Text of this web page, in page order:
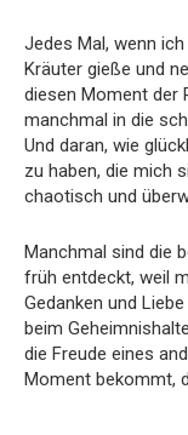
Jedes Mal, wenn
Kräuter gieße und
diesen Moment der
manchmal in die
Und daran, wie
zu haben, die mich
chaotisch und
Manchmal sind die
früh entdeckt, weil
Gedanken und
beim
die Freude eines
Moment bekommt,